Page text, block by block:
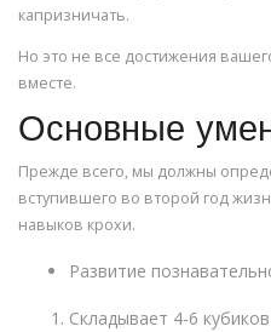
капризничать.
Но это не все достижения
вместе.
Основные
Прежде всего, мы должны
вступившего во второй год
навыков крохи.
Развитие
Складывает 4-6